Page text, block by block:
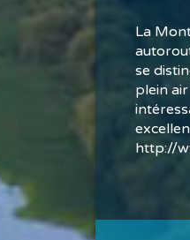
La
se
plein
http://